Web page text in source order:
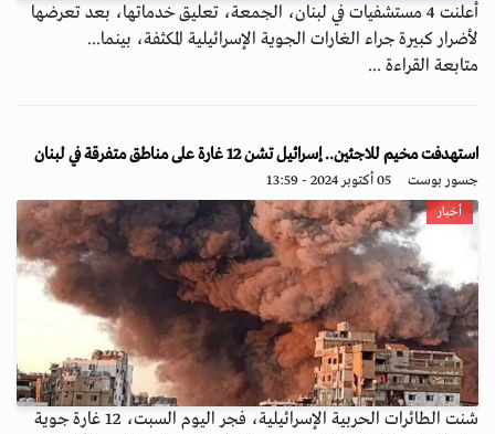
أعلنت 4 مستشفيات في لبنان، الجمعة، تعليق خدماتها، بعد تعرضها
لأضرار كبيرة جراء الغارات الجوية الإسرائيلية المكثفة، بينما...
متابعة القراءة ...
استهدفت مخيم للاجئين.. إسرائيل تشن 12 غارة على مناطق متفرقة في لبنان
جسور بوست 05 أكتوبر 2024 - 13:59
أخبار
شنت الطائرات الحربية الإسرائيلية، فجر اليوم السبت، 12 غارة جوية